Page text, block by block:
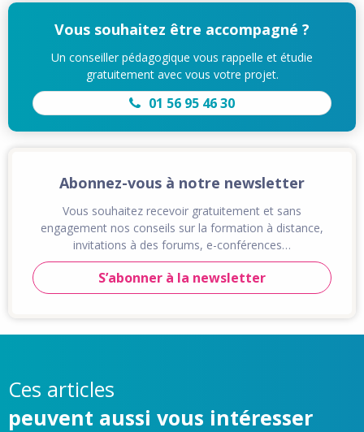
Vous souhaitez être accompagné ?
Un conseiller pédagogique vous rappelle et étudie
gratuitement avec vous votre projet.
01 56 95 46 30
Abonnez-vous à notre newsletter
Vous souhaitez recevoir gratuitement et sans
engagement nos conseils sur la formation à distance,
invitations à des forums, e-conférences…
S’abonner à la newsletter
Ces articles
peuvent aussi vous intéresser